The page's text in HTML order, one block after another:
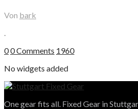
Von bark
.
00 Comments 1960
No widgets added
One gear fits all. Fixed Gear in